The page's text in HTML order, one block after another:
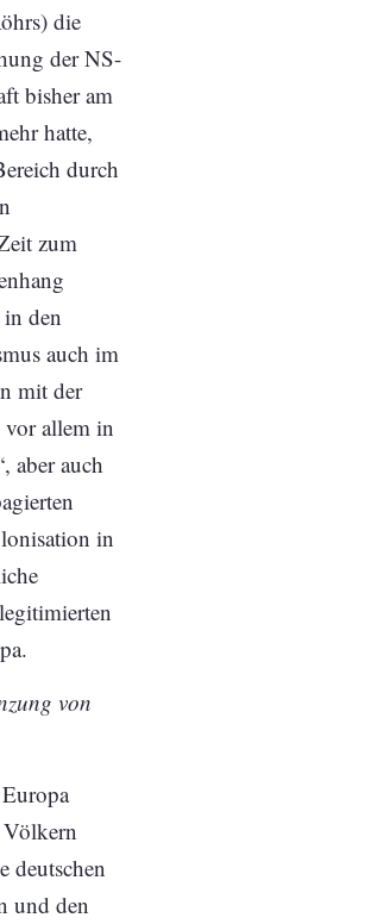
die
der NS-
bisher am
hatte,
durch
zum
den
auch im
mit der
allem in
aber auch
in
von
Völkern
deutschen
und den